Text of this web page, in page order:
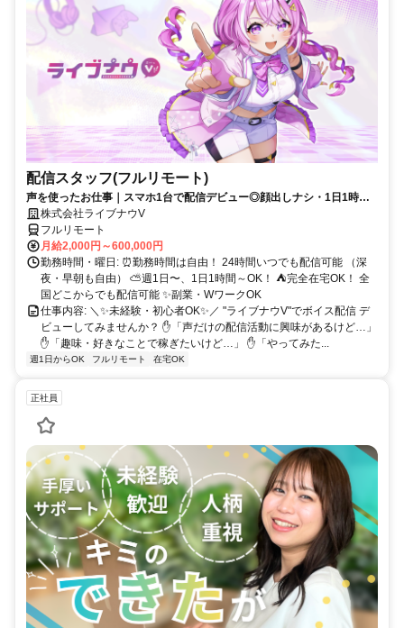
配信スタッフ(フルリモート)
声を使ったお仕事｜スマホ1台で配信デビュー◎顔出しナシ・1日1時間
～OK♪
株式会社ライブナウV
フルリモート
月給2,000円～600,000円
勤務時間・曜日: ⏰勤務時間は自由！ 24時間いつでも配信可能 （深
夜・早朝も自由） ⛅週1日〜、1日1時間～OK！ ⛺完全在宅OK！ 全
国どこからでも配信可能 ✨副業・WワークOK
仕事内容: ＼✨未経験・初心者OK✨／ "ライブナウV"でボイス配信 デ
ビューしてみませんか？ ✋「声だけの配信活動に興味があるけど…」
✋「趣味・好きなことで稼ぎたいけど…」 ✋「やってみた...
週1日からOK フルリモート 在宅OK
正社員